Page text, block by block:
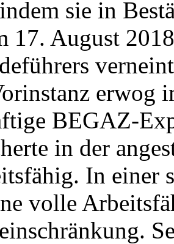
sie in
17. August
erwog
BEGAZ-
in der
In einer
volle